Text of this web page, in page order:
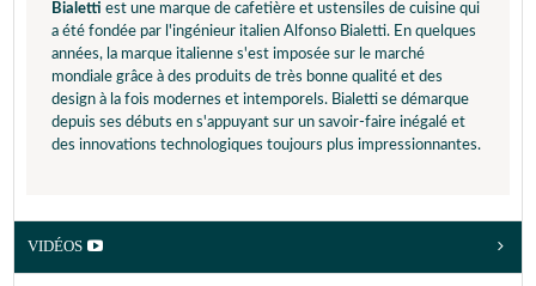
Bialetti est une marque de cafetière et ustensiles de cuisine qui
a été fondée par l'ingénieur italien Alfonso Bialetti. En quelques
années, la marque italienne s'est imposée sur le marché
mondiale grâce à des produits de très bonne qualité et des
design à la fois modernes et intemporels. Bialetti se démarque
depuis ses débuts en s'appuyant sur un savoir-faire inégalé et
des innovations technologiques toujours plus impressionnantes.
VIDÉOS